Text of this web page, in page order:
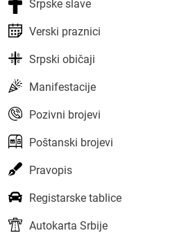
Srpske slave
Verski praznici
Srpski običaji
Manifestacije
Pozivni brojevi
Poštanski brojevi
Pravopis
Registarske tablice
Autokarta Srbije